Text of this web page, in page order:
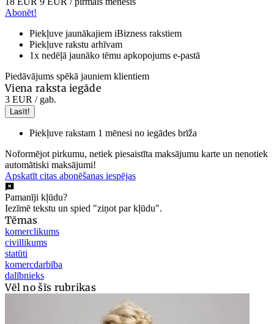
Abonēt!
Piekļuve jaunākajiem iBizness rakstiem
Piekļuve rakstu arhīvam
1x nedēļā jaunāko tēmu apkopojums e-pastā
Piedāvājums spēkā jauniem klientiem
Viena raksta iegāde
3 EUR / gab.
Lasīt!
Piekļuve rakstam 1 mēnesi no iegādes brīža
Noformējot pirkumu, netiek piesaistīta maksājumu karte un nenotiek
automātiski maksājumi!
Apskatīt citas abonēšanas iespējas
Pamanīji kļūdu?
Iezīmē tekstu un spied "ziņot par kļūdu".
Tēmas
komerclikums
civillikums
statūti
komercdarbība
dalībnieks
Vēl no šīs rubrikas